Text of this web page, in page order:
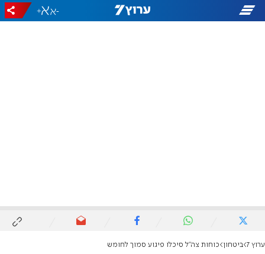
-
+
ערוץ 7 ביטחון כוחות צה"ל סיכלו פיגוע סמוך לחומש